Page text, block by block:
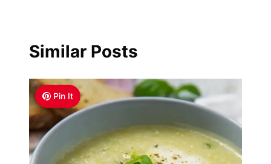
Similar Posts
Pin It